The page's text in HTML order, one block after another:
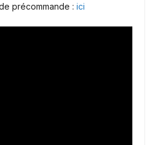
précommande : ici